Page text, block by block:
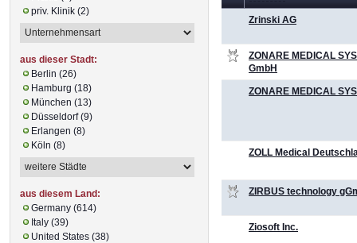
Zrinski AG
ZONARE MEDICAL
GmbH
ZONARE MEDICAL
ZOLL Medical
ZIRBUS technology
Ziosoft Inc.
priv. Klinik (2)
aus dieser Stadt:
Berlin (26)
Hamburg (18)
München (13)
Düsseldorf (9)
Erlangen (8)
Köln (8)
aus diesem Land:
Germany (614)
Italy (39)
United States (38)